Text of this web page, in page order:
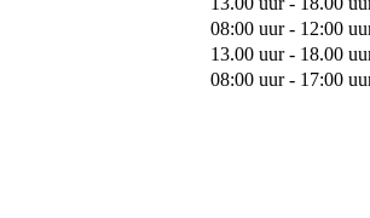
08:00 uur - 12:00
13.00 uur - 18.00
08:00 uur - 17:00